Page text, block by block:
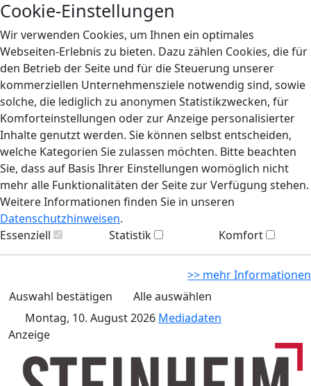
Cookie-Einstellungen
Wir verwenden Cookies, um Ihnen ein optimales
Webseiten-Erlebnis zu bieten. Dazu zählen Cookies, die für
den Betrieb der Seite und für die Steuerung unserer
kommerziellen Unternehmensziele notwendig sind, sowie
solche, die lediglich zu anonymen Statistikzwecken, für
Komforteinstellungen oder zur Anzeige personalisierter
Inhalte genutzt werden. Sie können selbst entscheiden,
welche Kategorien Sie zulassen möchten. Bitte beachten
Sie, dass auf Basis Ihrer Einstellungen womöglich nicht
mehr alle Funktionalitäten der Seite zur Verfügung stehen.
Weitere Informationen finden Sie in unseren
Datenschutzhinweisen.
Essenziell
Statistik Komfort
>> mehr Informationen
Auswahl bestätigen
Alle auswählen
Montag, 10. August 2026 Mediadaten
Anzeige